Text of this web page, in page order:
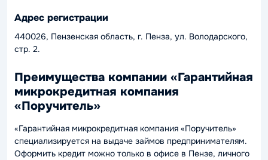
Адрес регистрации
440026, Пензенская область, г. Пенза, ул. Володарского,
стр. 2.
Преимущества компании «Гарантийная
микрокредитная компания
«Поручитель»
«Гарантийная микрокредитная компания «Поручитель»
специализируется на выдаче займов предпринимателям.
Оформить кредит можно только в офисе в Пензе, личного